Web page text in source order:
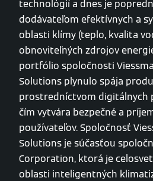
technológií a dnes je
dodávateľom efektívnych a
oblasti klímy (teplo, kvalita
obnoviteľných zdrojov
portfólio spoločnosti
Solutions plynulo spája
prostredníctvom digitálnych
čím vytvára bezpečné a
používateľov. Spoločnosť
Solutions je súčasťou
Corporation, ktorá je
oblasti inteligentných